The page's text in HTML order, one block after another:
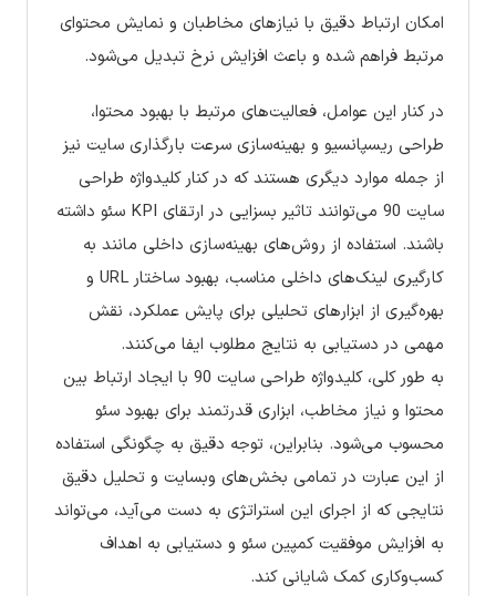
امکان ارتباط دقیق با نیازهای مخاطبان و نمایش محتوای
مرتبط فراهم شده و باعث افزایش نرخ تبدیل می‌شود.
در کنار این عوامل، فعالیت‌های مرتبط با بهبود محتوا،
طراحی ریسپانسیو و بهینه‌سازی سرعت بارگذاری سایت نیز
از جمله موارد دیگری هستند که در کنار کلیدواژه طراحی
سایت 90 می‌توانند تاثیر بسزایی در ارتقای KPI سئو داشته
باشند. استفاده از روش‌های بهینه‌سازی داخلی مانند به
کارگیری لینک‌های داخلی مناسب، بهبود ساختار URL و
بهره‌گیری از ابزارهای تحلیلی برای پایش عملکرد، نقش
مهمی در دستیابی به نتایج مطلوب ایفا می‌کنند.
به طور کلی، کلیدواژه طراحی سایت 90 با ایجاد ارتباط بین
محتوا و نیاز مخاطب، ابزاری قدرتمند برای بهبود سئو
محسوب می‌شود. بنابراین، توجه دقیق به چگونگی استفاده
از این عبارت در تمامی بخش‌های وبسایت و تحلیل دقیق
نتایجی که از اجرای این استراتژی به دست می‌آید، می‌تواند
به افزایش موفقیت کمپین سئو و دستیابی به اهداف
کسب‌وکاری کمک شایانی کند.